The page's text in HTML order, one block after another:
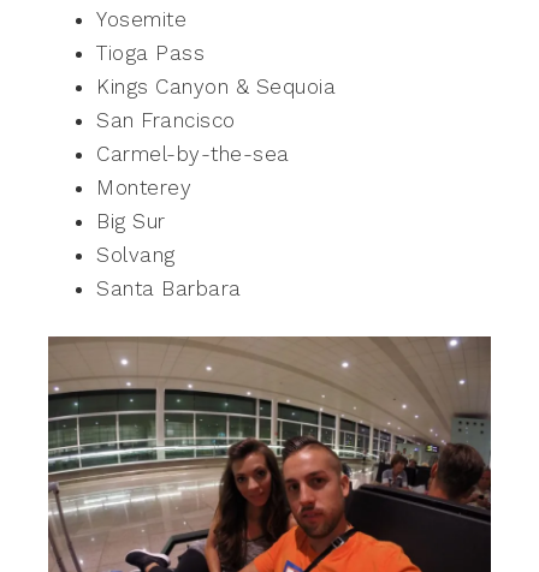
Yosemite
Tioga Pass
Kings Canyon & Sequoia
San Francisco
Carmel-by-the-sea
Monterey
Big Sur
Solvang
Santa Barbara